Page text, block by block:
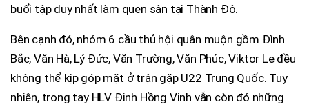
buổi tập duy nhất làm quen sân tại Thành Đô.
Bên cạnh đó, nhóm 6 cầu thủ hội quân muộn gồm Đình
Bắc, Văn Hà, Lý Đức, Văn Trường, Văn Phúc, Viktor Le đều
không thể kịp góp mặt ở trận gặp U22 Trung Quốc. Tuy
nhiên, trong tay HLV Đinh Hồng Vinh vẫn còn đó những